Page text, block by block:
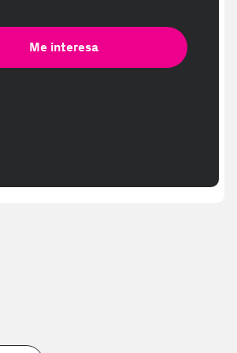
Me interesa